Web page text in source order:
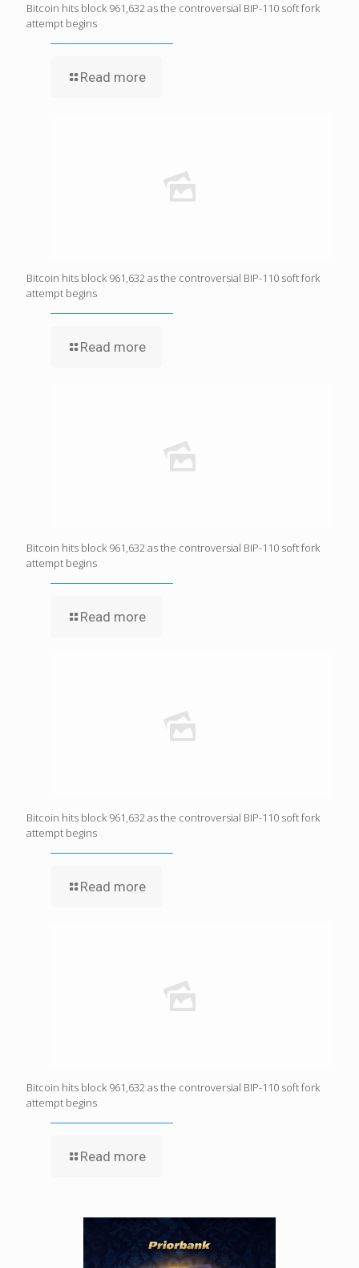
Bitcoin hits block 961,632 as the controversial BIP-110 soft fork
attempt begins
Read more
Bitcoin hits block 961,632 as the controversial BIP-110 soft fork
attempt begins
Read more
Bitcoin hits block 961,632 as the controversial BIP-110 soft fork
attempt begins
Read more
Bitcoin hits block 961,632 as the controversial BIP-110 soft fork
attempt begins
Read more
Bitcoin hits block 961,632 as the controversial BIP-110 soft fork
attempt begins
Read more